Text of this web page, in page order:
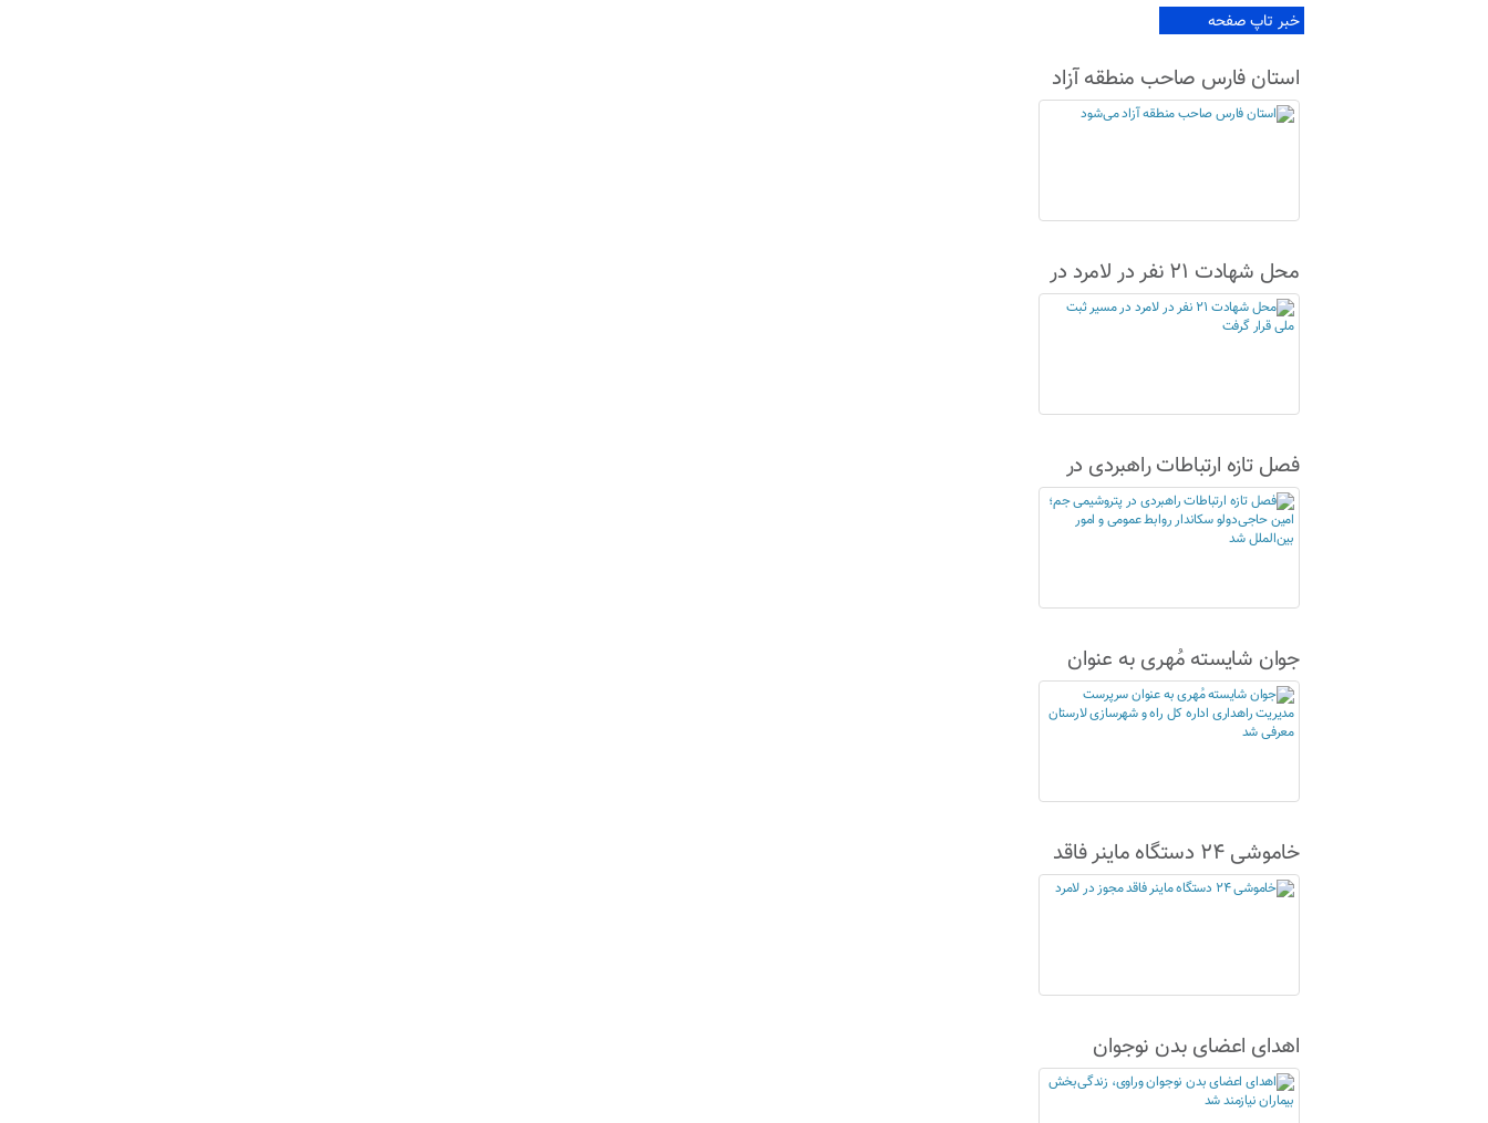
خبر تاپ صفحه
استان فارس صاحب منطقه آزاد
می‌شود
محل شهادت ۲۱ نفر در لامرد در
مسیر ثبت ملی قرار گرفت
فصل تازه ارتباطات راهبردی در
پتروشیمی جم؛ امین حاجی‌دولو
سکاندار روابط عمومی و امور
جوان شایسته مُهری به عنوان
سرپرست مدیریت راهداری اداره
کل راه و شهرسازی لارستان
خاموشی ۲۴ دستگاه ماینر فاقد
مجوز در لامرد
اهدای اعضای بدن نوجوان
وراوی، زندگی‌بخش بیماران
نیازمند شد